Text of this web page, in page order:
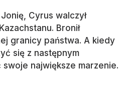
Cyrus walczył
Bronił
granicy państwa. A kiedy
się z następnym
największe marzenie.